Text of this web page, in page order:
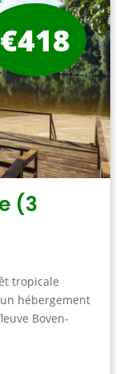
(3
tropicale
hébergement
Boven-
€418